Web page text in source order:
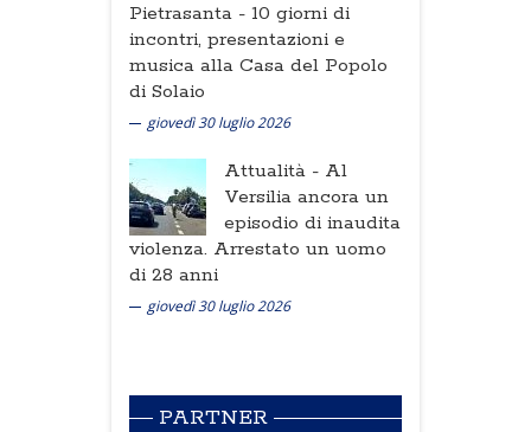
Pietrasanta - 10 giorni di
incontri, presentazioni e
musica alla Casa del Popolo
di Solaio
giovedì 30 luglio 2026
Attualità - Al
Versilia ancora un
episodio di inaudita
violenza. Arrestato un uomo
di 28 anni
giovedì 30 luglio 2026
PARTNER